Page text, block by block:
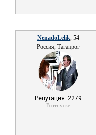
NenadoLelik, 54
Россия, Таганрог
Репутация: 2279
В отпуске